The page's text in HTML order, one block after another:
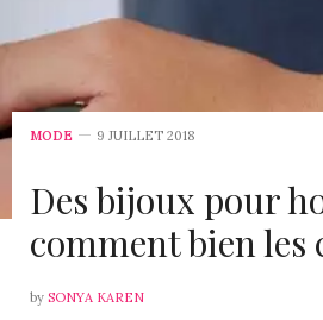
MODE 9 JUILLET 2018
Des bijoux pour
comment bien les
by SONYA KAREN